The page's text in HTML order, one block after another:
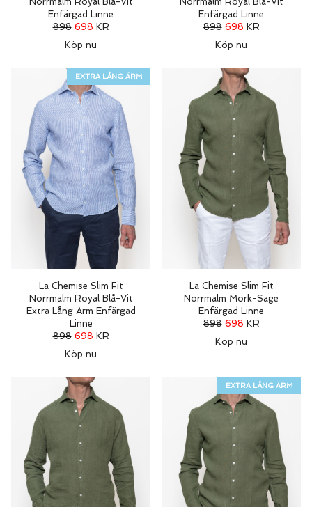
Enfärgad Linne
898 698 KR
Köp nu
Enfärgad Linne
898 698 KR
Köp nu
EXTRA LÅNG ÄRM
La Chemise Slim Fit
Norrmalm Royal Blå-Vit
Extra Lång Ärm Enfärgad
Linne
898 698 KR
Köp nu
La Chemise Slim Fit
Norrmalm Mörk-Sage
Enfärgad Linne
898 698 KR
Köp nu
EXTRA LÅNG ÄRM